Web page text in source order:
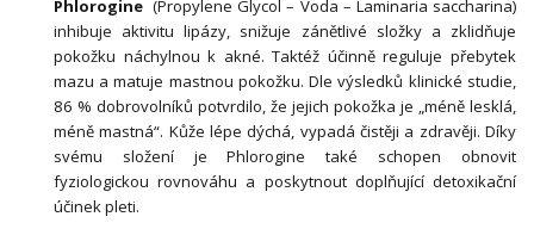
Phlorogine(Propylene Glycol – Voda – Laminaria saccharina)
inhibuje aktivitu lipázy, snižuje zánětlivé složky a zklidňuje
pokožku náchylnou k akné. Taktéž účinně reguluje přebytek
mazu a matuje mastnou pokožku. Dle výsledků klinické studie,
86 % dobrovolníků potvrdilo, že jejich pokožka je „méně lesklá,
méně mastná“. Kůže lépe dýchá, vypadá čistěji a zdravěji. Díky
svému složení je Phlorogine také schopen obnovit
fyziologickou rovnováhu a poskytnout doplňující detoxikační
účinek pleti.